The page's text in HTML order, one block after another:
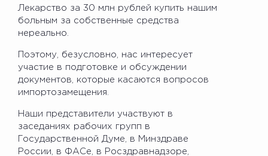
Лекарство за 30 млн рублей купить нашим
больным за собственные средства
нереально.
Поэтому, безусловно, нас интересует
участие в подготовке и обсуждении
документов, которые касаются вопросов
импортозамещения.
Наши представители участвуют в
заседаниях рабочих групп в
Государственной Думе, в Минздраве
России, в ФАСе, в Росздравнадзоре,